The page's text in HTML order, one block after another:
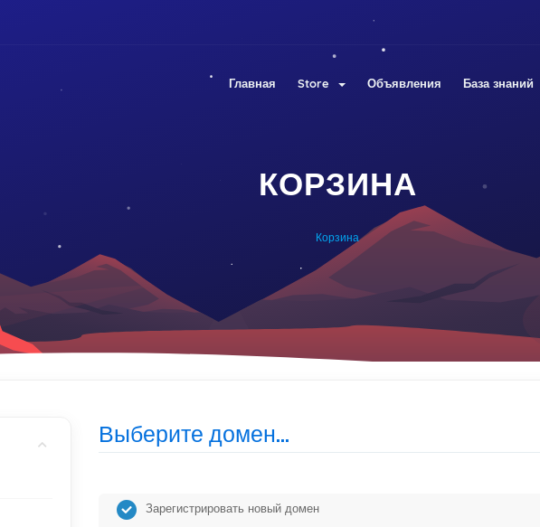
Главная Store Объявления База знаний
КОРЗИНА
Корзина
Выберите домен...
Зарегистрировать новый домен